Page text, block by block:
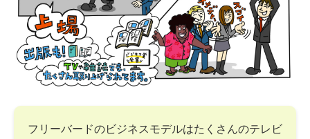
フリーバードのビジネスモデルはたくさんのテレビ